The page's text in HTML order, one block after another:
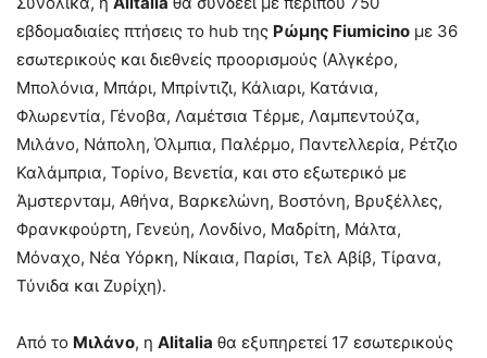
εβδομαδιαίες πτήσεις το hub της Ρώμης Fiumicino με 36
εσωτερικούς και διεθνείς προορισμούς (Αλγκέρο,
Μπολόνια, Μπάρι, Μπρίντιζι, Κάλιαρι, Κατάνια,
Φλωρεντία, Γένοβα, Λαμέτσια Τέρμε, Λαμπεντούζα,
Μιλάνο, Νάπολη, Όλμπια, Παλέρμο, Παντελλερία, Ρέτζιο
Καλάμπρια, Τορίνο, Βενετία, και στο εξωτερικό με
Άμστερνταμ, Αθήνα, Βαρκελώνη, Βοστόνη, Βρυξέλλες,
Φρανκφούρτη, Γενεύη, Λονδίνο, Μαδρίτη, Μάλτα,
Μόναχο, Νέα Υόρκη, Νίκαια, Παρίσι, Τελ Αβίβ, Τίρανα,
Τύνιδα και Ζυρίχη).
Από το Μιλάνο, η Alitalia θα εξυπηρετεί 17 εσωτερικούς